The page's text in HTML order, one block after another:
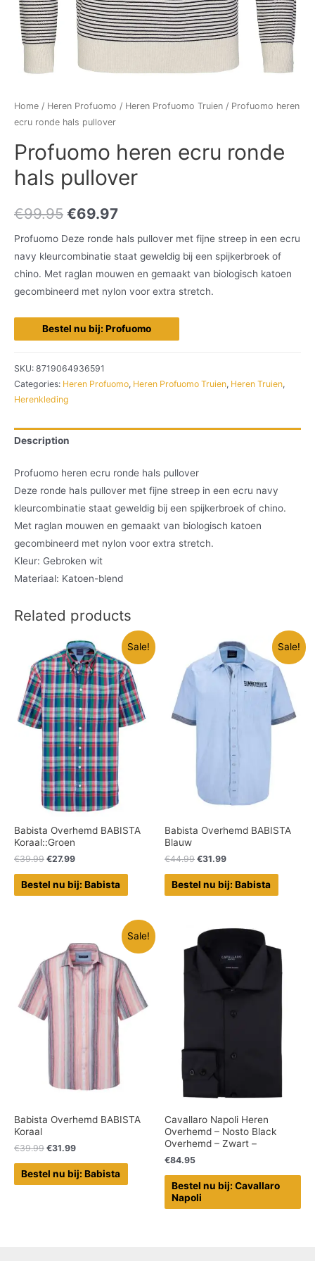
Home / Heren Profuomo / Heren Profuomo Truien / Profuomo heren
ecru ronde hals pullover
Profuomo heren ecru ronde
hals pullover
€99.95 €69.97
Profuomo Deze ronde hals pullover met fijne streep in een ecru
navy kleurcombinatie staat geweldig bij een spijkerbroek of
chino. Met raglan mouwen en gemaakt van biologisch katoen
gecombineerd met nylon voor extra stretch.
Bestel nu bij: Profuomo
SKU: 8719064936591
Categories: Heren Profuomo, Heren Profuomo Truien, Heren Truien,
Herenkleding
Description
Profuomo heren ecru ronde hals pullover
Deze ronde hals pullover met fijne streep in een ecru navy
kleurcombinatie staat geweldig bij een spijkerbroek of chino.
Met raglan mouwen en gemaakt van biologisch katoen
gecombineerd met nylon voor extra stretch.
Kleur: Gebroken wit
Materiaal: Katoen-blend
Related products
Sale!
Babista Overhemd BABISTA
Koraal::Groen
€39.99 €27.99
Bestel nu bij: Babista
Sale!
Babista Overhemd BABISTA
Blauw
€44.99 €31.99
Bestel nu bij: Babista
Sale!
Babista Overhemd BABISTA
Koraal
€39.99 €31.99
Bestel nu bij: Babista
Cavallaro Napoli Heren
Overhemd – Nosto Black
Overhemd – Zwart –
€84.95
Bestel nu bij: Cavallaro
Napoli